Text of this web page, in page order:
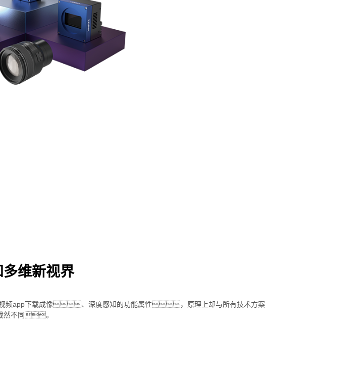
多维新视界
视频app下载成像、深度感知的功能属性，原理上却与所有技术方案
然不同。